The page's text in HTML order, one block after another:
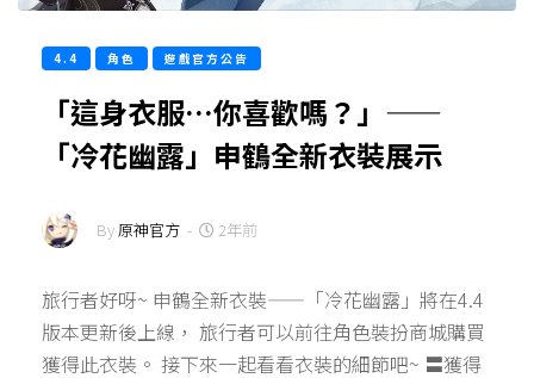
4.4 角色 遊戲官方公告
「這身衣服…你喜歡嗎？」——
「冷花幽露」申鶴全新衣裝展示
By 原神官方 - 2年前
旅行者好呀~ 申鶴全新衣裝——「冷花幽露」將在4.4
版本更新後上線， 旅行者可以前往角色裝扮商城購買
獲得此衣裝。 接下來一起看看衣裝的細節吧~ 〓獲得